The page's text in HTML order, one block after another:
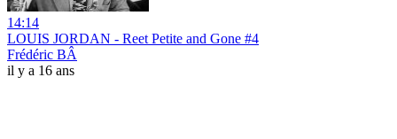
14:14
LOUIS JORDAN - Reet Petite and Gone #4
Frédéric BÂ
il y a 16 ans